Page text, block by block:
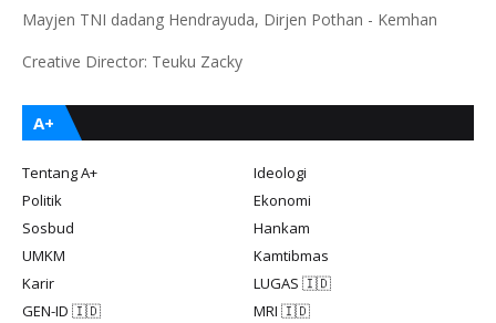
Mayjen TNI dadang Hendrayuda, Dirjen Pothan - Kemhan
Creative Director: Teuku Zacky
A+
Tentang A+
Ideologi
Politik
Ekonomi
Sosbud
Hankam
UMKM
Kamtibmas
Karir
LUGAS 🇮🇩
GEN-ID 🇮🇩
MRI 🇮🇩